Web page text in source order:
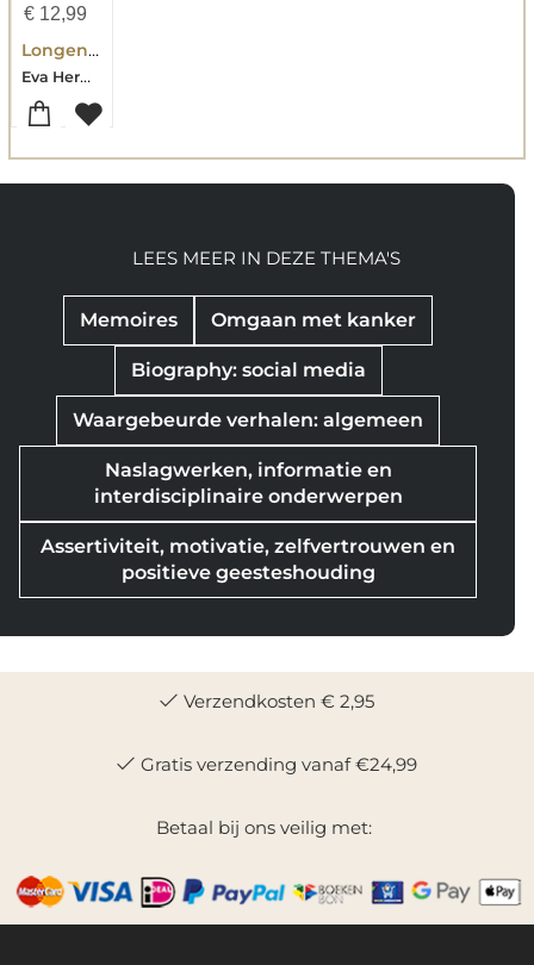
€12,99
Longeneeslijk
Eva Hermans-Kroot-Hanneke Mijnster
Memoires Omgaan met kanker
Biography: social media
Waargebeurde verhalen: algemeen
Naslagwerken, informatie en
interdisciplinaire onderwerpen
Assertiviteit, motivatie, zelfvertrouwen en
positieve geesteshouding
LEES MEER IN DEZE THEMA'S
Verzendkosten € 2,95
Gratis verzending vanaf €24,99
Betaal bij ons veilig met: